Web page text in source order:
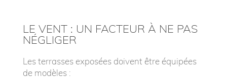
LE VENT : UN FACTEUR À NE PAS
NÉGLIGER
Les terrasses exposées doivent être équipées
de modèles :